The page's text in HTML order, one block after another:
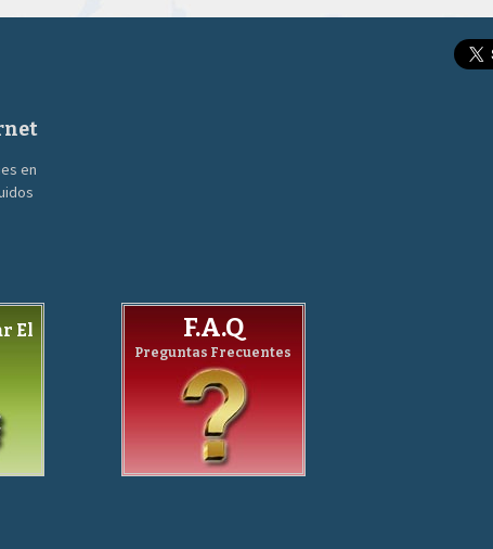
39.00€.
90.00€.39.00€.
en
El
F.A.Q
Preguntas Frecuentes